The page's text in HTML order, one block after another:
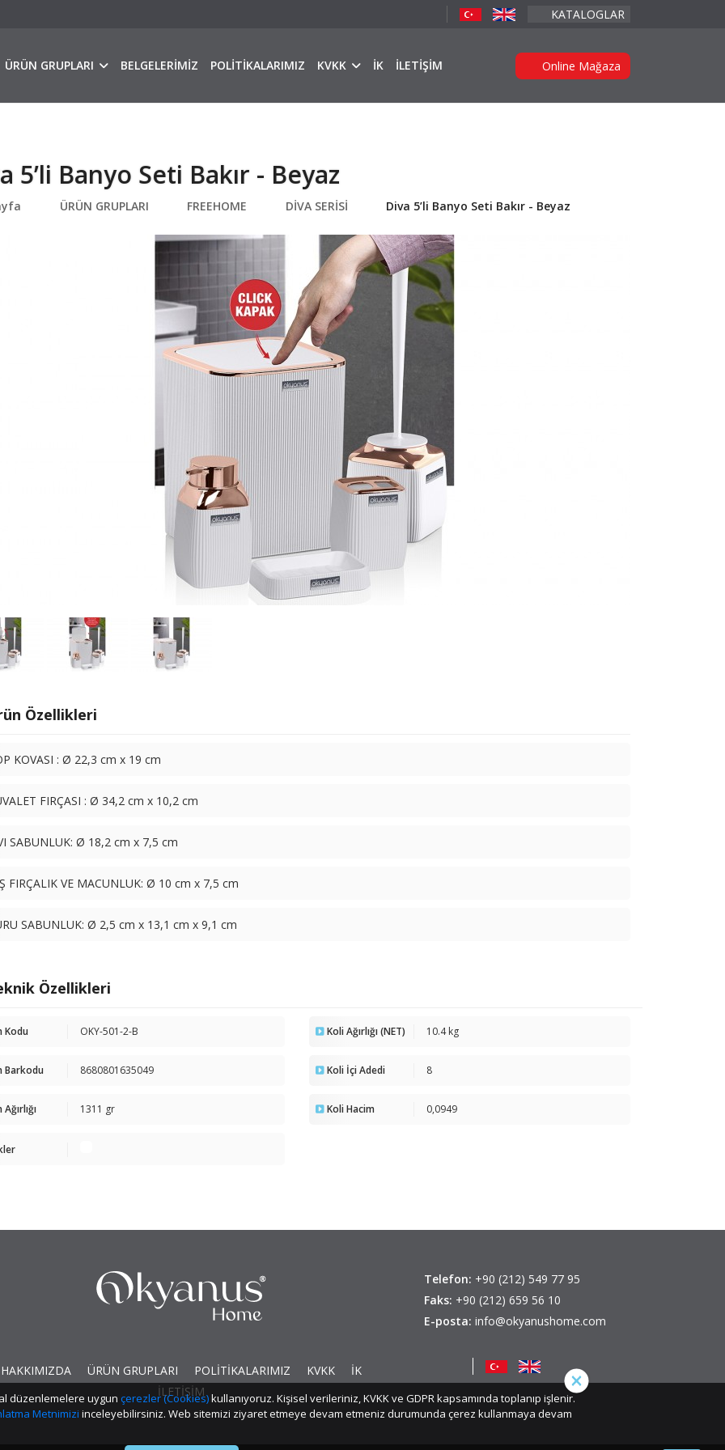
KATALOGLAR
ÜRÜN GRUPLARI BELGELERİMİZ POLİTİKALARIMIZ KVKK İK İLETİŞİM Online Mağaza
5’li Banyo Seti Bakır - Beyaz
ÜRÜN GRUPLARI FREEHOME DİVA SERİSİ Diva 5’li Banyo Seti Bakır - Beyaz
Özellikleri
KOVASI : Ø 22,3 cm x 19 cm
FIRÇASI : Ø 34,2 cm x 10,2 cm
SABUNLUK: Ø 18,2 cm x 7,5 cm
FIRÇALIK VE MACUNLUK: Ø 10 cm x 7,5 cm
SABUNLUK: Ø 2,5 cm x 13,1 cm x 9,1 cm
Özellikleri
Kodu OKY-501-2-B Koli Ağırlığı (NET) 10.4 kg
Barkodu 8680801635049 Koli İçi Adedi 8
1311 gr Koli Hacim 0,0949
HAKKIMIZDA ÜRÜN GRUPLARI POLİTİKALARIMIZ KVKK
İK
İLETİŞİM
Telefon: +90 (212) 549 77 95
Faks: +90 (212) 659 56 10
E-posta: info@okyanushome.com
düzenlemelere uygun çerezler (Cookies)kullanıyoruz. Kişisel verileriniz, KVKK ve GDPR kapsamında toplanıp işlenir.
Metnimizi inceleyebilirsiniz. Web sitemizi ziyaret etmeye devam etmeniz durumunda çerez kullanmaya devam